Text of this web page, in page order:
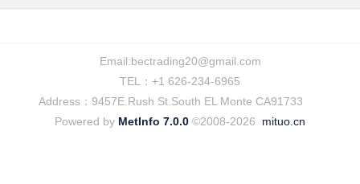
Email:bectrading20@gmail.com
TEL：+1 626-234-6965
Address：9457E.Rush St.South EL Monte CA91733
Powered by MetInfo 7.0.0 ©2008-2026 mituo.cn